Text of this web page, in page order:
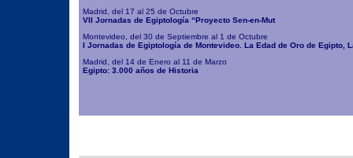
Madrid, del 17 al 25 de Octubre
VII Jornadas de Egiptología “Proyecto Sen-en-Mut
Montevideo, del 30 de Septiembre al 1 de Octubre
I Jornadas de Egiptología de Montevideo. La Edad de Oro de Egipto,
Madrid, del 14 de Enero al 11 de Marzo
Egipto: 3.000 años de Historia